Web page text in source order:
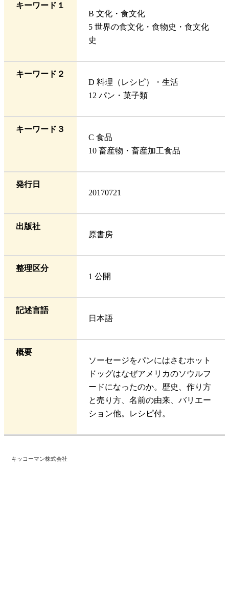
キーワード１
B 文化・食文化
5 世界の食文化・食物史・食文化
史
キーワード２
D 料理（レシピ）・生活
12 パン・菓子類
キーワード３
C 食品
10 畜産物・畜産加工食品
発行日
20170721
出版社
原書房
整理区分
1 公開
記述言語
日本語
概要
ソーセージをパンにはさむホット
ドッグはなぜアメリカのソウルフ
ードになったのか。歴史、作り方
と売り方、名前の由来、バリエー
ション他。レシピ付。
キッコーマン株式会社